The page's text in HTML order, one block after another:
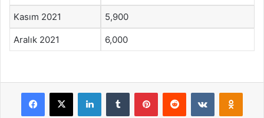
Kasım 2021 5,900
Aralık 2021 6,000
Facebook
X LinkedInTumblr PinterestReddit VKontakte